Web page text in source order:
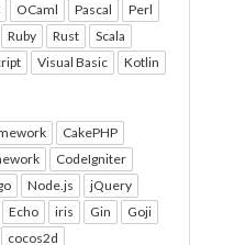
OCaml Pascal
Perl
Ruby Rust
Scala
Visual Basic Kotlin
CakePHP
CodeIgniter
Node.js
jQuery
Echo iris Gin
Goji
cocos2d